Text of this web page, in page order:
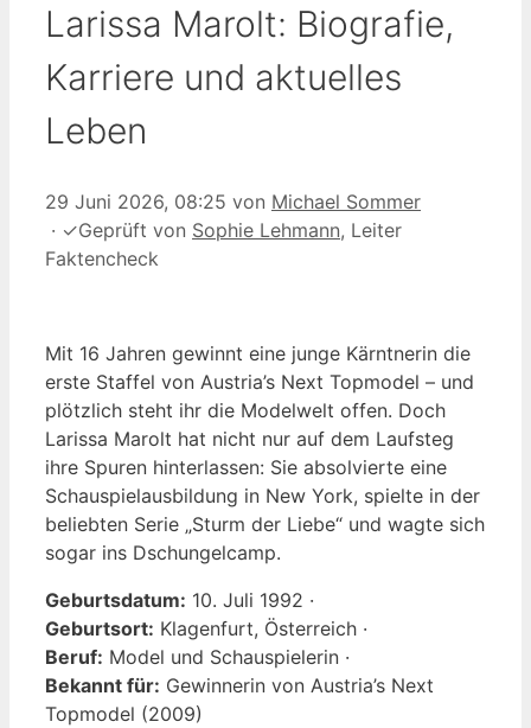
Larissa Marolt: Biografie,
Karriere und aktuelles
Leben
29 Juni 2026, 08:25 von Michael Sommer
· ✓Geprüft von Sophie Lehmann, Leiter
Faktencheck
Mit 16 Jahren gewinnt eine junge Kärntnerin die
erste Staffel von Austria’s Next Topmodel – und
plötzlich steht ihr die Modelwelt offen. Doch
Larissa Marolt hat nicht nur auf dem Laufsteg
ihre Spuren hinterlassen: Sie absolvierte eine
Schauspielausbildung in New York, spielte in der
beliebten Serie „Sturm der Liebe“ und wagte sich
sogar ins Dschungelcamp.
Geburtsdatum: 10. Juli 1992 ·
Geburtsort: Klagenfurt, Österreich ·
Beruf: Model und Schauspielerin ·
Bekannt für: Gewinnerin von Austria’s Next
Topmodel (2009)